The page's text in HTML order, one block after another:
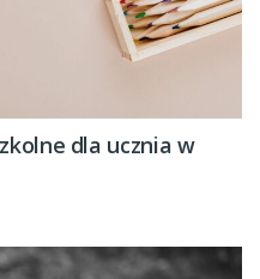
dla ucznia w